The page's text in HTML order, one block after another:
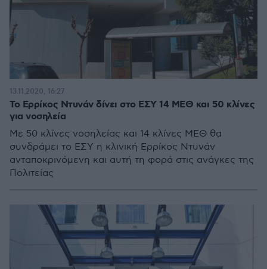
Το Ερρίκος Ντυνάν δίνει στο ΕΣΥ 14 ΜΕΘ και 50 κλίνες
για νοσηλεία
Mε 50 κλίνες νοσηλείας και 14 κλίνες ΜΕΘ θα
συνδράμει το ΕΣΥ η κλινική Ερρίκος Ντυνάν
ανταποκρινόμενη και αυτή τη φορά στις ανάγκες της
Πολιτείας
13.11.2020, 16:27